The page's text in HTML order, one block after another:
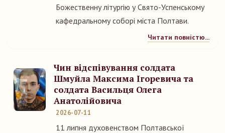
Божественну літургію у Свято-Успенському
кафедральному соборі міста Полтави.
Читати повністю...
Чин відспівування солдата
Шмуйла Максима Ігоревича та
солдата Васильця Олега
Анатолійовича
2026-07-11
11 липня духовенством Полтавської